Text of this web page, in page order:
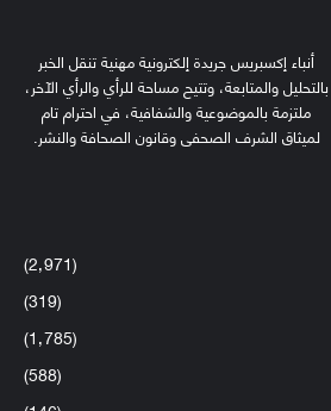
أنباء إكسبريس جريدة إلكترونية مهنية تنقل الخبر
بالتحليل والمتابعة، وتتيح مساحة للرأي والرأي الآخر،
ملتزمة بالموضوعية والشفافية، في احترام تام
لميثاق الشرف الصحفي وقانون الصحافة والنشر.
(2٬971)
(319)
(1٬785)
(588)